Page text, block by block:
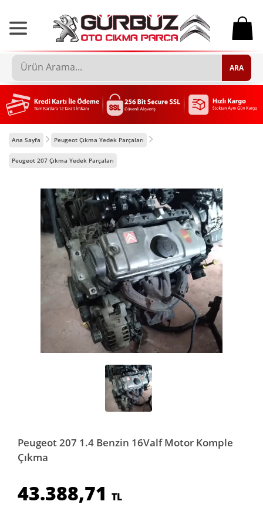
0
ARA
Ana Sayfa Peugeot Çıkma Yedek Parçaları
Peugeot 207 Çıkma Yedek Parçaları
Peugeot 207 1.4 Benzin 16Valf Motor Komple
Çıkma
43.388,71 TL